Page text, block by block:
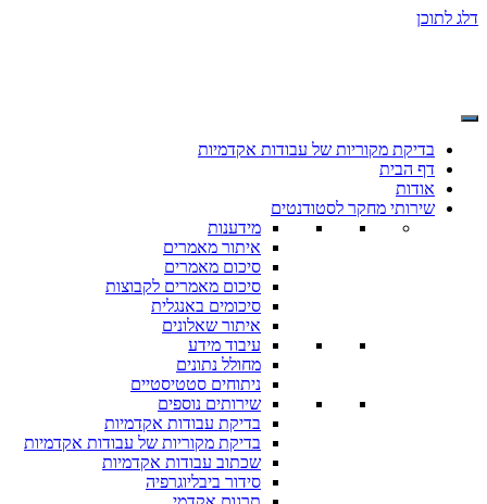
דלג לתוכן
בדיקת מקוריות של עבודות אקדמיות
דף הבית
אודות
שירותי מחקר לסטודנטים
מידענות
איתור מאמרים
סיכום מאמרים
סיכום מאמרים לקבוצות
סיכומים באנגלית
איתור שאלונים
עיבוד מידע
מחולל נתונים
ניתוחים סטטיסטיים
שירותים נוספים
בדיקת עבודות אקדמיות
בדיקת מקוריות של עבודות אקדמיות
שכתוב עבודות אקדמיות
סידור ביבליוגרפיה